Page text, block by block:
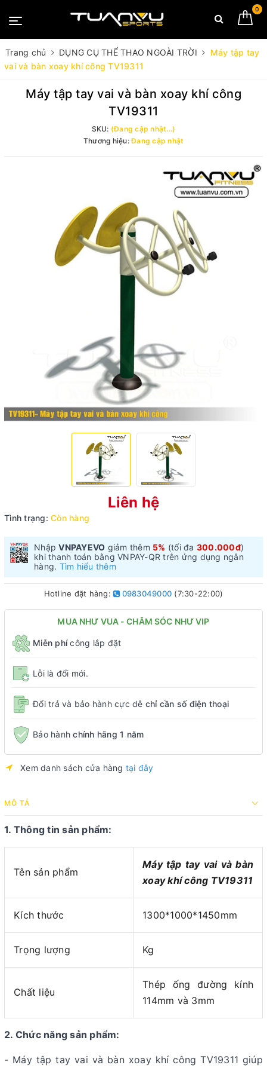
0
Trang chủ DỤNG CỤ THỂ THAO NGOÀI TRỜI
Máy tập tay
vai và bàn xoay khí công TV19311
Máy tập tay vai và bàn xoay khí công
TV19311
SKU: (Đang cập nhật...)
Thương hiệu:Đang cập nhật
Liên hệ
Tình trạng: Còn hàng
NhậpVNPAYEVO giảm thêm 5% (tối đa 300.000đ)
khi thanh toán bằng VNPAY-QR trên ứng dụng ngân
hàng. Tìm hiểu thêm
Hotline đặt hàng: 0983049000 (7:30-22:00)
MUA NHƯ VUA - CHĂM SÓC NHƯ VIP
Miễn phícông lắp đặt
Lỗi là đổi mới.
Đổi trả và bảo hành cực dễ chỉ cần số điện thoại
Bảo hànhchính hãng 1 năm
Xem danh sách cửa hàng tại đây
MÔ TẢ
1. Thông tin sản phẩm:
Tên sản phẩm
Máy tập tay vai và bàn
xoay khí công TV19311
Kích thước 1300*1000*1450mm
Trọng lượng Kg
Chất liệu
Thép ống đường kính
114mm và 3mm
2. Chức năng sản phẩm:
- Máy tập tay vai và bàn xoay khí công TV19311 giúp